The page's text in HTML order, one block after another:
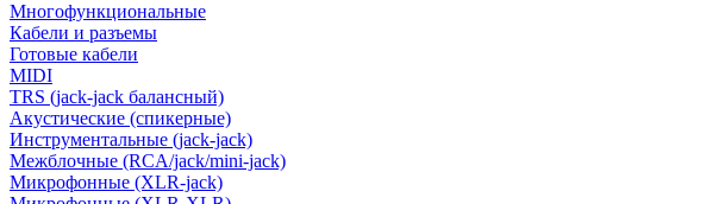
Многофункциональные
Кабели и разъемы
Готовые кабели
MIDI
TRS (jack-jack балансный)
Акустические (спикерные)
Инструментальные (jack-jack)
Межблочные (RCA/jack/mini-jack)
Микрофонные (XLR-jack)